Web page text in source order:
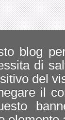
blog
di
del
il